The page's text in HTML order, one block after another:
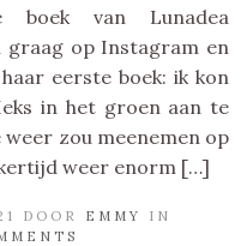
boek van Lunadea
graag op Instagram en
eerste boek: ik kon
in het groen aan te
zou meenemen op
weer enorm […]
DOOR EMMY
IN